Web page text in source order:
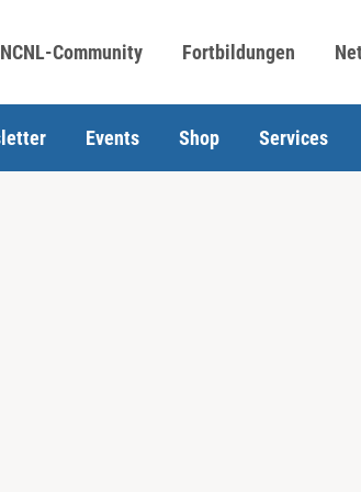
NCNL-Community Fortbildungen
Events Shop Services